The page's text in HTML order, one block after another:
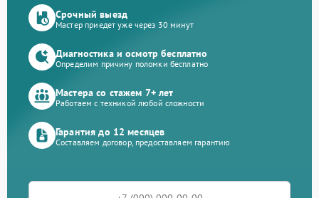
Срочный выезд
Мастер приедет уже через 30 минут
Диагностика и осмотр бесплатно
Определим причину поломки бесплатно
Мастера со стажем 7+ лет
Работаем с техникой любой сложности
Гарантия до 12 месяцев
Составляем договор, предоставляем гарантию